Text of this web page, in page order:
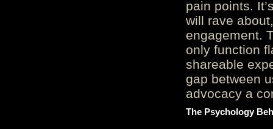
pain points.
will rave
engagement.
only function
shareable
gap between
advocacy a
The Psychology